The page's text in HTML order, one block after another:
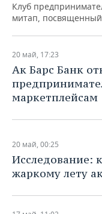
Клуб
митап,
20 май, 17:23
Ак Барс Банк
маркетплейсам
20 май, 00:25
Исследование:
жаркому лету